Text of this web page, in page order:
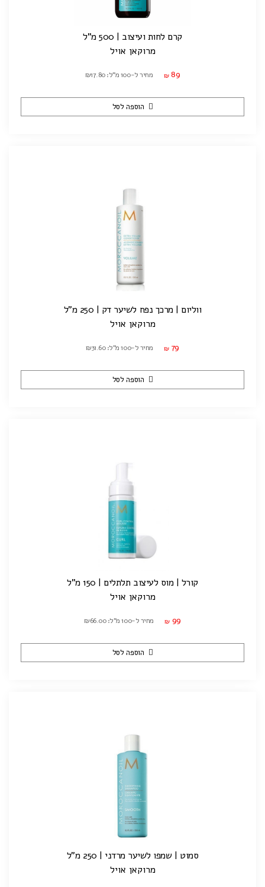
קרם לחות ועיצוב | 500 מ"ל
מרוקאן אויל
₪ 89 מחיר ל-100 מ"ל: ₪17.80
הוספה לסל
ווליום | מרכך נפח לשיער דק | 250 מ"ל
מרוקאן אויל
₪ 79 מחיר ל-100 מ"ל: ₪31.60
הוספה לסל
קורל | מוס לעיצוב תלתלים | 150 מ"ל
מרוקאן אויל
₪ 99 מחיר ל-100 מ"ל: ₪66.00
הוספה לסל
סמוט | שמפו לשיער מרדני | 250 מ"ל
מרוקאן אויל